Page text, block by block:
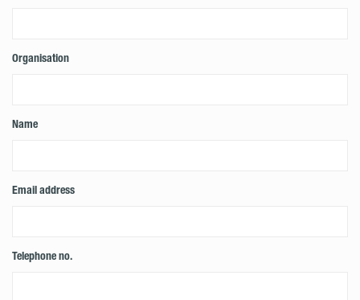
Organisation
Name
Email address
Telephone no.